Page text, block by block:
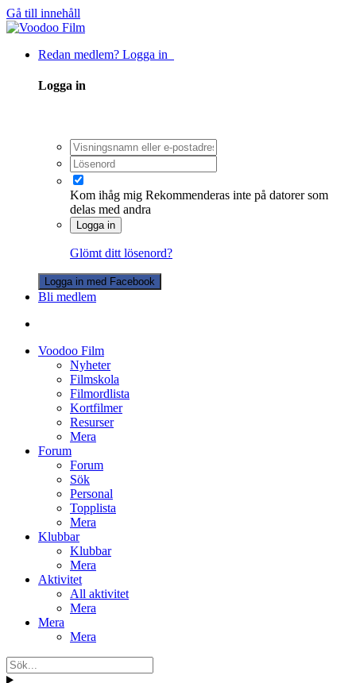
Gå till innehåll
Redan medlem? Logga in
Logga in
Kom ihåg mig Rekommenderas inte på datorer som
delas med andra
Logga in
Glömt ditt lösenord?
Logga in med Facebook
Bli medlem
Voodoo Film
Nyheter
Filmskola
Filmordlista
Kortfilmer
Resurser
Mera
Forum
Forum
Sök
Personal
Topplista
Mera
Klubbar
Klubbar
Mera
Aktivitet
All aktivitet
Mera
Mera
Mera